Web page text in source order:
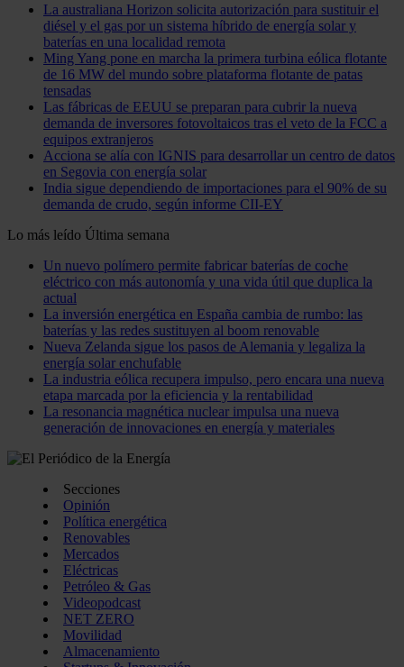
La australiana Horizon solicita autorización para sustituir el
diésel y el gas por un sistema híbrido de energía solar y
baterías en una localidad remota
Ming Yang pone en marcha la primera turbina eólica flotante
de 16 MW del mundo sobre plataforma flotante de patas
tensadas
Las fábricas de EEUU se preparan para cubrir la nueva
demanda de inversores fotovoltaicos tras el veto de la FCC a
equipos extranjeros
Acciona se alía con IGNIS para desarrollar un centro de datos
en Segovia con energía solar
India sigue dependiendo de importaciones para el 90% de su
demanda de crudo, según informe CII-EY
Lo más leído Última semana
Un nuevo polímero permite fabricar baterías de coche
eléctrico con más autonomía y una vida útil que duplica la
actual
La inversión energética en España cambia de rumbo: las
baterías y las redes sustituyen al boom renovable
Nueva Zelanda sigue los pasos de Alemania y legaliza la
energía solar enchufable
La industria eólica recupera impulso, pero encara una nueva
etapa marcada por la eficiencia y la rentabilidad
La resonancia magnética nuclear impulsa una nueva
generación de innovaciones en energía y materiales
Secciones
Opinión
Política energética
Renovables
Mercados
Eléctricas
Petróleo & Gas
Videopodcast
NET ZERO
Movilidad
Almacenamiento